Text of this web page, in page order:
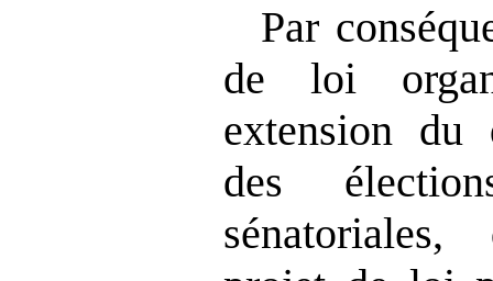
Par
de loi
extension du
des